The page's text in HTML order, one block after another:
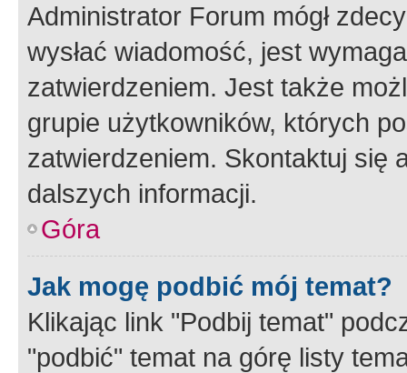
Administrator Forum mógł
wysłać wiadomość, jest
zatwierdzeniem. Jest także
grupie użytkowników, których
zatwierdzeniem. Skontaktuj się
dalszych informacji.
Góra
Jak mogę podbić mój temat?
Klikając link "Podbij temat"
"podbić" temat na górę listy